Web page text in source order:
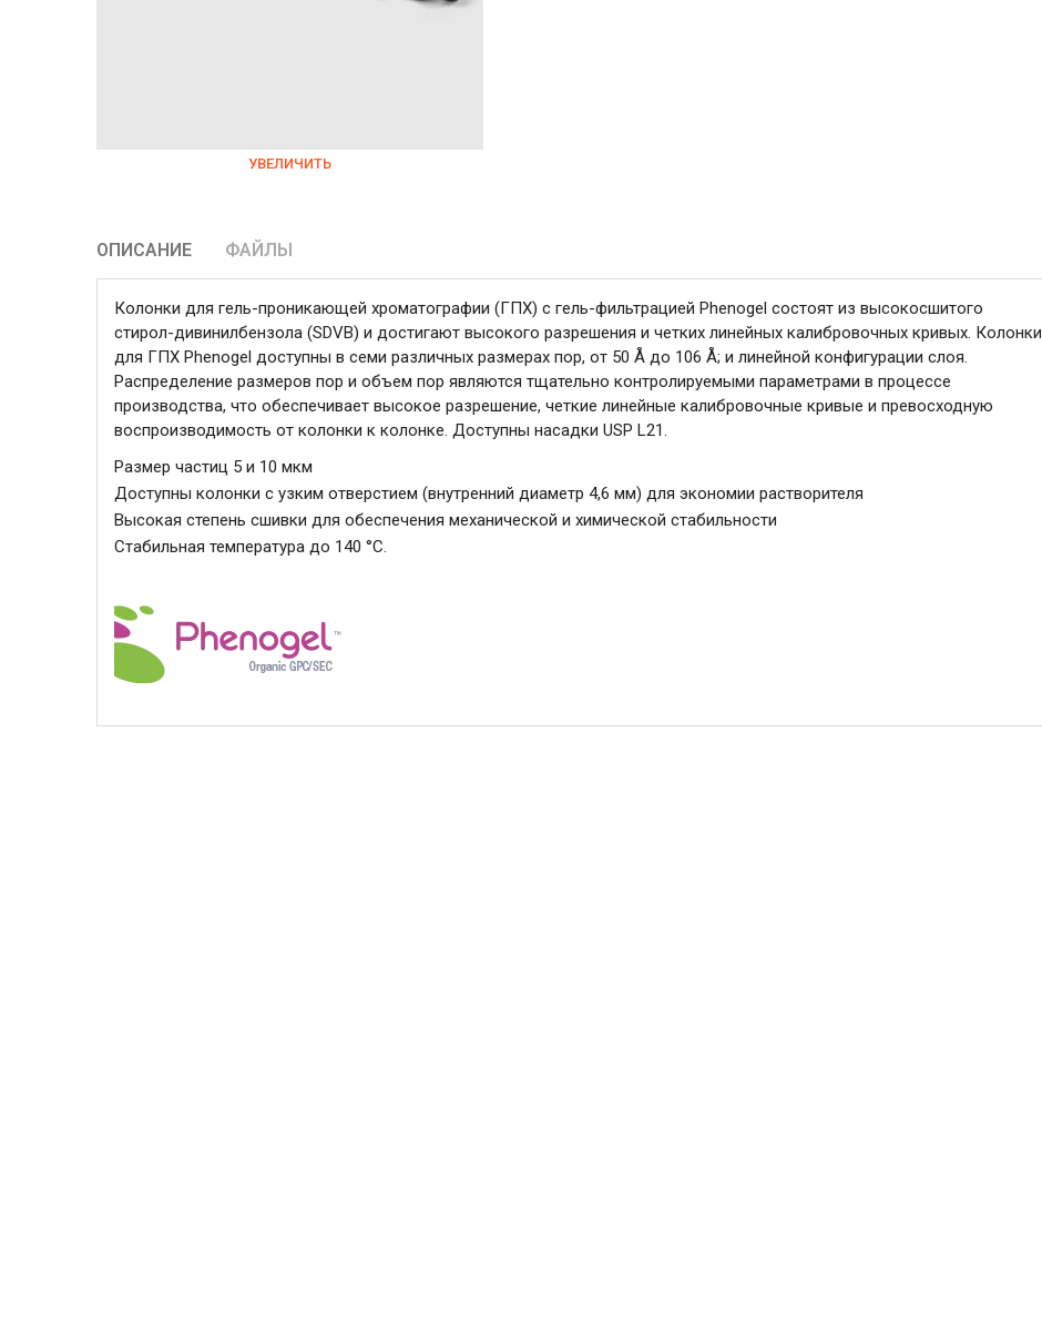
УВЕЛИЧИТЬ
ОПИСАНИЕ ФАЙЛЫ
Колонки для гель-проникающей хроматографии (ГПХ) с гель-фильтрацией Phenogel состоят из высокосшитого
стирол-дивинилбензола (SDVB) и достигают высокого разрешения и четких линейных калибровочных кривых. Колонки
для ГПХ Phenogel доступны в семи различных размерах пор, от 50 Å до 106 Å; и линейной конфигурации слоя.
Распределение размеров пор и объем пор являются тщательно контролируемыми параметрами в процессе
производства, что обеспечивает высокое разрешение, четкие линейные калибровочные кривые и превосходную
воспроизводимость от колонки к колонке. Доступны насадки USP L21.
Размер частиц 5 и 10 мкм
Доступны колонки с узким отверстием (внутренний диаметр 4,6 мм) для экономии растворителя
Высокая степень сшивки для обеспечения механической и химической стабильности
Стабильная температура до 140 °C.